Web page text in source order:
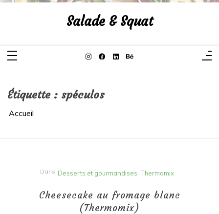
Aller
Salade & Squat
Étiquette : spéculos
Accueil
Dans Desserts et gourmandises Thermomix
Cheesecake au fromage blanc
(Thermomix)